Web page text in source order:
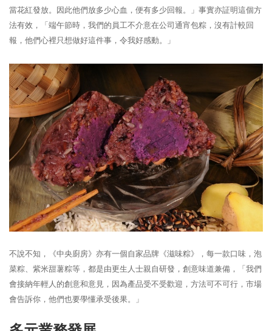
當花紅發放。因此他們放多少心血，便有多少回報。」事實亦証明這個方
法有效，「端午節時，我們的員工不介意在公司通宵包粽，沒有計較回
報，他們心裡只想做好這件事，令我好感動。」
不說不知，《中央廚房》亦有一個自家品牌《滋味粽》，每一款口味，泡
菜粽、紫米甜薯粽等，都是由更生人士親自研發，創意味道兼備，「我們
會接納年輕人的創意和意見，因為產品受不受歡迎，方法可不可行，市場
會告訴你，他們也要學懂承受後果。」